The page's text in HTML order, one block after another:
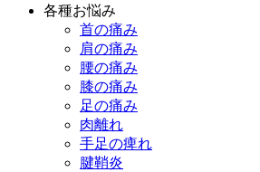
各種お悩み
首の痛み
肩の痛み
腰の痛み
膝の痛み
足の痛み
肉離れ
手足の痺れ
腱鞘炎